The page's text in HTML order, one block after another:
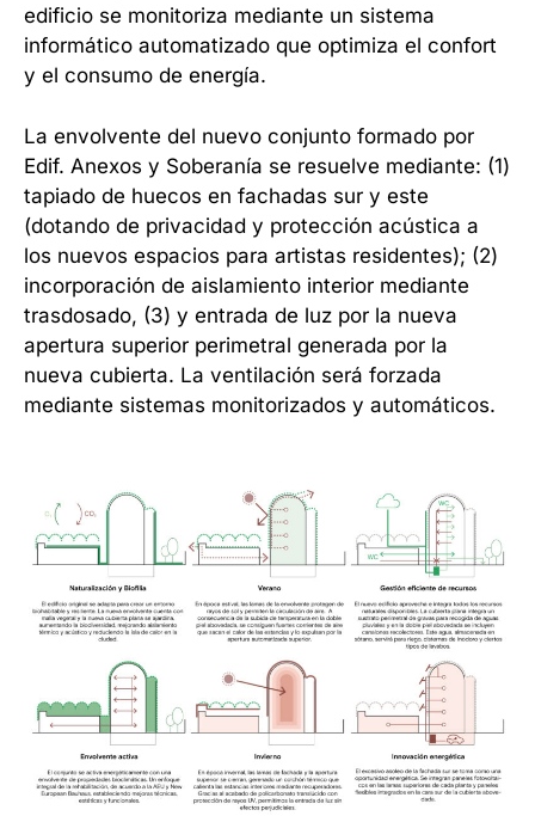
edificio se monitoriza mediante un sistema
informático automatizado que optimiza el confort
y el consumo de energía.
La envolvente del nuevo conjunto formado por
Edif. Anexos y Soberanía se resuelve mediante: (1)
tapiado de huecos en fachadas sur y este
(dotando de privacidad y protección acústica a
los nuevos espacios para artistas residentes); (2)
incorporación de aislamiento interior mediante
trasdosado, (3) y entrada de luz por la nueva
apertura superior perimetral generada por la
nueva cubierta. La ventilación será forzada
mediante sistemas monitorizados y automáticos.